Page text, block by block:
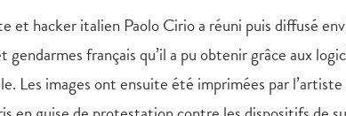
et hacker italien Paolo Cirio a réuni puis diffusé
gendarmes français qu’il a pu obtenir grâce aux
Les images ont ensuite été imprimées par